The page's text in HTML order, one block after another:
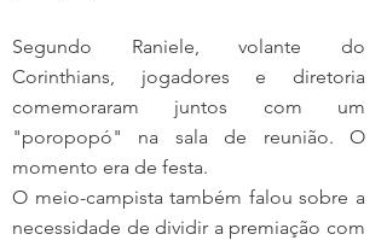
Segundo Raniele, volante do
Corinthians, jogadores e diretoria
comemoraram juntos com um
"poropopó" na sala de reunião. O
momento era de festa.
O meio-campista também falou sobre a
necessidade de dividir a premiação com